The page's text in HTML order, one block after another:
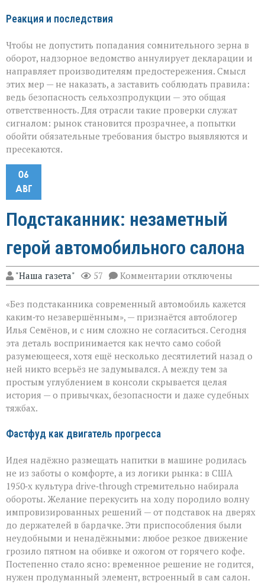
Реакция и последствия
Чтобы не допустить попадания сомнительного зерна в
оборот, надзорное ведомство аннулирует декларации и
направляет производителям предостережения. Смысл
этих мер — не наказать, а заставить соблюдать правила:
ведь безопасность сельхозпродукции — это общая
ответственность. Для отрасли такие проверки служат
сигналом: рынок становится прозрачнее, а попытки
обойти обязательные требования быстро выявляются и
пресекаются.
06
АВГ
Подстаканник: незаметный
герой автомобильного салона
"Наша газета" 57 Комментарии к
записи
незаметный
герой
автомобильного
салона
отключены
«Без подстаканника современный автомобиль кажется
каким‑то незавершённым», — признаётся автоблогер
Илья Семёнов, и с ним сложно не согласиться. Сегодня
эта деталь воспринимается как нечто само собой
разумеющееся, хотя ещё несколько десятилетий назад о
ней никто всерьёз не задумывался. А между тем за
простым углублением в консоли скрывается целая
история — о привычках, безопасности и даже судебных
тяжбах.
Фастфуд как двигатель прогресса
Идея надёжно размещать напитки в машине родилась
не из заботы о комфорте, а из логики рынка: в США
1950‑х культура drive‑through стремительно набирала
обороты. Желание перекусить на ходу породило волну
импровизированных решений — от подставок на дверях
до держателей в бардачке. Эти приспособления были
неудобными и ненадёжными: любое резкое движение
грозило пятном на обивке и ожогом от горячего кофе.
Постепенно стало ясно: временное решение не годится,
нужен продуманный элемент, встроенный в сам салон.